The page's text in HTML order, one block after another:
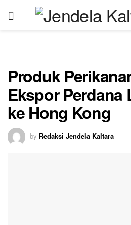
Produk
Ekspor Perdana
ke Hong Kong
by Redaksi Jendela Kaltara